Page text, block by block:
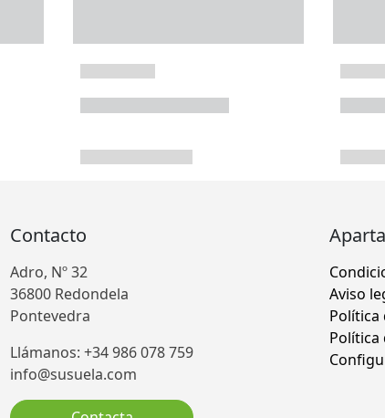
Contacto
Adro, Nº 32
36800 Redondela
Pontevedra
Llámanos: +34 986 078 759
info@susuela.com
Aviso
Política
Política